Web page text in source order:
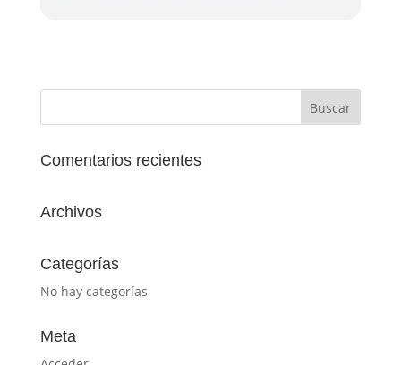
Comentarios recientes
Archivos
Categorías
No hay categorías
Meta